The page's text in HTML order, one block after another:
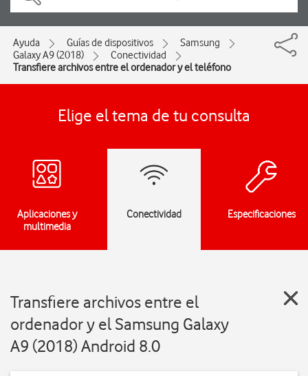
Ayuda Guías de dispositivos
Samsung
Galaxy A9 (2018)
Conectividad
Transfiere archivos entre el ordenador y el teléfono
Elige el tema de tu consulta
Aplicaciones y
multimedia
Conectividad Especificaciones
Transfiere archivos entre el
ordenador y el Samsung Galaxy
A9 (2018) Android 8.0